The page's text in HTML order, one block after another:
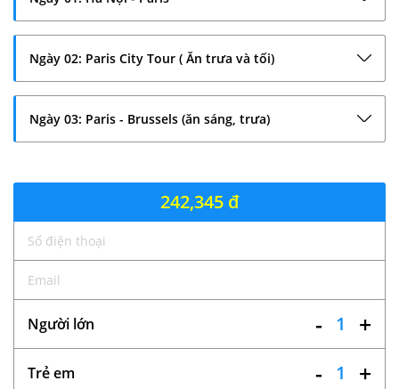
Ngày 02: Paris City Tour ( Ăn trưa và tối)
Ngày 03: Paris - Brussels (ăn sáng, trưa)
242,345 đ
Người lớn - 1 +
Trẻ em - 1 +